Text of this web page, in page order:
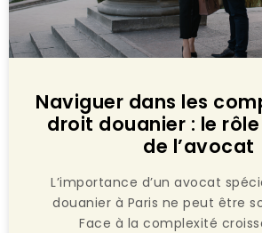
Naviguer dans les
droit douanier : le
de l’avocat
L’importance d’un avocat
douanier à Paris ne peut être
Face à la complexité